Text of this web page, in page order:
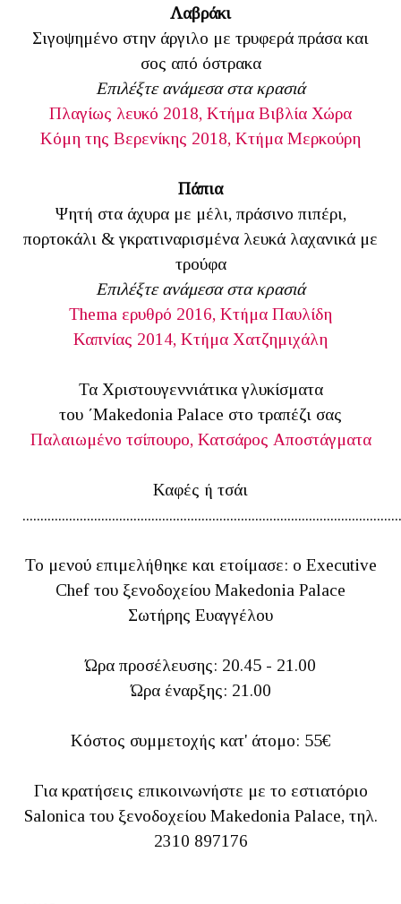
Λαβράκι
Σιγοψημένο στην άργιλο με τρυφερά πράσα και
σος από όστρακα
Επιλέξτε ανάμεσα στα κρασιά
Πλαγίως λευκό 2018, Κτήμα Βιβλία Χώρα
Κόμη της Βερενίκης 2018, Κτήμα Μερκούρη
Πάπια
Ψητή στα άχυρα με μέλι, πράσινο πιπέρι,
πορτοκάλι & γκρατιναρισμένα λευκά λαχανικά με
τρούφα
Επιλέξτε ανάμεσα στα κρασιά
Thema ερυθρό 2016, Κτήμα Παυλίδη
Καπνίας 2014, Κτήμα Χατζημιχάλη
Τα Xριστουγεννιάτικα γλυκίσματα
του ΄Makedonia Palace στο τραπέζι σας
Παλαιωμένο τσίπουρο, Κατσάρος Aποστάγματα
Καφές ή τσάι
Το μενού επιμελήθηκε και ετοίμασε: ο Executive
Chef του ξενοδοχείου Makedonia Palace
Σωτήρης Ευαγγέλου
Ώρα προσέλευσης: 20.45 - 21.00
Ώρα έναρξης: 21.00
Κόστος συμμετοχής κατ' άτομο: 55€
Για κρατήσεις επικοινωνήστε με το εστιατόριο
Salonica του ξενοδοχείου Makedonia Palace, τηλ.
2310 897176